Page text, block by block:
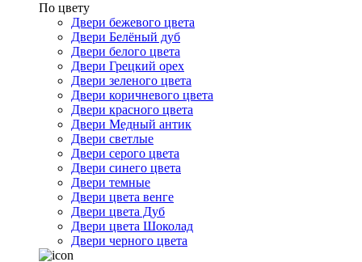
По цвету
Двери бежевого цвета
Двери Белёный дуб
Двери белого цвета
Двери Грецкий орех
Двери зеленого цвета
Двери коричневого цвета
Двери красного цвета
Двери Медный антик
Двери светлые
Двери серого цвета
Двери синего цвета
Двери темные
Двери цвета венге
Двери цвета Дуб
Двери цвета Шоколад
Двери черного цвета